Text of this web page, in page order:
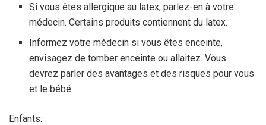
Si vous êtes allergique au latex, parlez-en à votre
médecin. Certains produits contiennent du latex.
Informez votre médecin si vous êtes enceinte,
envisagez de tomber enceinte ou allaitez. Vous
devrez parler des avantages et des risques pour vous
et le bébé.
Enfants: